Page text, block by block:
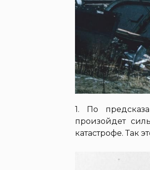
1. По
произойдет
катастрофе. Так